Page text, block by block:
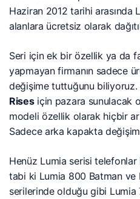
Haziran 2012 tarihi arasında
alanlara ücretsiz olarak
Seri için ek bir özellik ya da
yapmayan firmanın sadece
değişime tuttuğunu biliyoruz.
Risesiçin pazara sunulacak
modeli özellik olarak hiçbir
Sadece arka kapakta
Henüz Lumia serisi
tabi ki Lumia 800 Batman ve
serilerinde olduğu gibi Lumia